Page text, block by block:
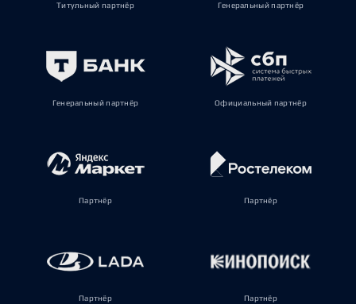
Титульный партнёр Генеральный партнёр
Генеральный партнёр Официальный партнёр
Партнёр Партнёр
Партнёр Партнёр